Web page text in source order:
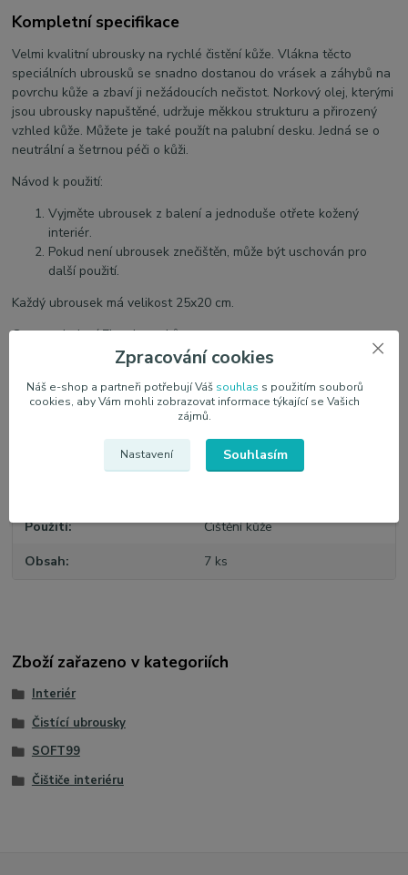
Kompletní specifikace
Velmi kvalitní ubrousky na rychlé čistění kůže. Vlákna těcto
speciálních ubrousků se snadno dostanou do vrásek a záhybů na
povrchu kůže a zbaví ji nežádoucích nečistot. Norkový olej, kterými
jsou ubrousky napuštěné, udržuje měkkou strukturu a přirozený
vzhled kůže. Můžete je také použít na palubní desku. Jedná se o
neutrální a šetrnou péči o kůži.
Návod k použití:
Vyjměte ubrousek z balení a jednoduše otřete kožený
interiér.
Pokud není ubrousek znečištěn, může být uschován pro
další použití.
Každý ubrousek má velikost 25x20 cm.
Cena za balení 7ks ubrousků
Vyrobeno v Japonsku.
Použití Čištění kůže
Obsah 7 ks
Zboží zařazeno v kategoriích
Interiér
Čistící ubrousky
SOFT99
Čištiče interiéru
Zpracování cookies
Náš e-shop a partneři potřebují Váš souhlas s použitím souborů
cookies, aby Vám mohli zobrazovat informace týkající se Vašich
zájmů.
Nastavení Souhlasím